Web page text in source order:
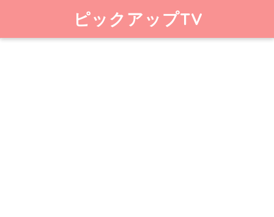
ピックアップTV